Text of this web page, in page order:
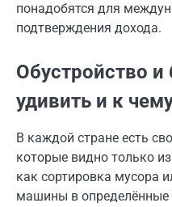
понадобятся для
подтверждения дохода.
Обустройство
удивить и к
В каждой стране есть
которые видно только
как сортировка мусора
машины в определённые